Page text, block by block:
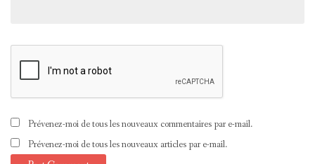
Prévenez-moi de tous les nouveaux commentaires par e-mail.
Prévenez-moi de tous les nouveaux articles par e-mail.